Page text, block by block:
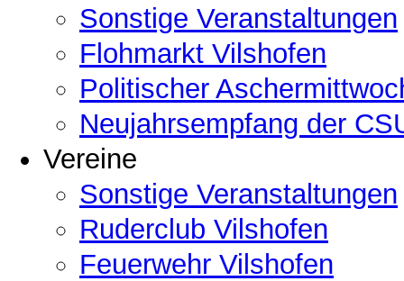
Sonstige Veranstaltungen
Flohmarkt Vilshofen
Politischer
Neujahrsempfang der
Vereine
Sonstige Veranstaltungen
Ruderclub Vilshofen
Feuerwehr Vilshofen